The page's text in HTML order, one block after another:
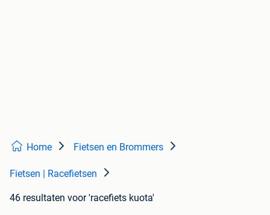
Home Fietsen en Brommers
Fietsen | Racefietsen
46 resultaten voor 'racefiets kuota'